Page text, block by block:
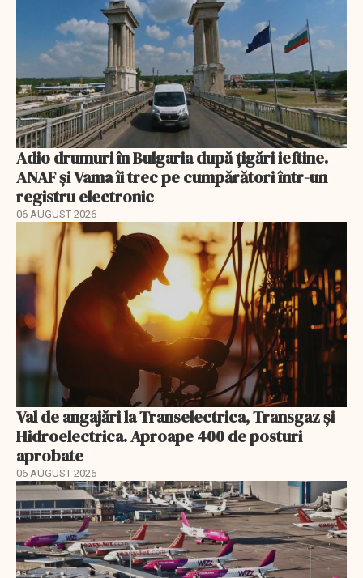
Adio drumuri în Bulgaria după țigări ieftine.
ANAF și Vama îi trec pe cumpărători într-un
registru electronic
06 AUGUST 2026
Val de angajări la Transelectrica, Transgaz și
Hidroelectrica. Aproape 400 de posturi
aprobate
06 AUGUST 2026